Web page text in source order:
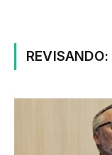
REVISANDO: